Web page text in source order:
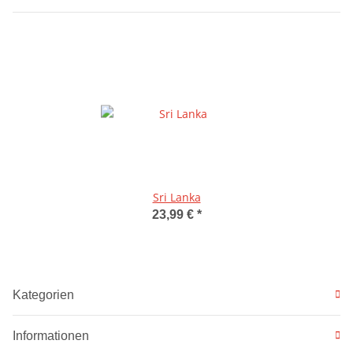
Sri Lanka
23,99 € *
Kategorien
Informationen